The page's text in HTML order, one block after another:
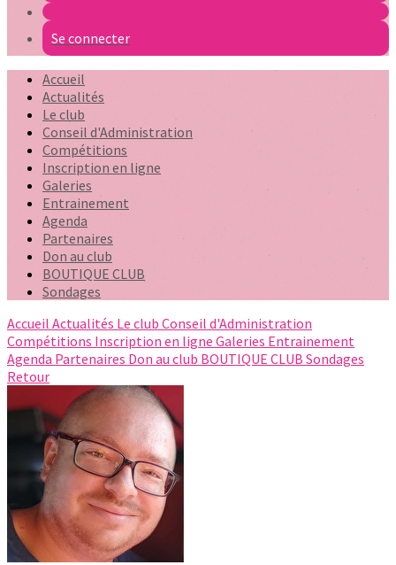
Se connecter
Accueil
Actualités
Le club
Conseil d'Administration
Compétitions
Inscription en ligne
Galeries
Entrainement
Agenda
Partenaires
Don au club
BOUTIQUE CLUB
Sondages
Accueil Actualités Le club Conseil d'Administration
Compétitions Inscription en ligne Galeries Entrainement
Agenda Partenaires Don au club BOUTIQUE CLUB Sondages
Retour